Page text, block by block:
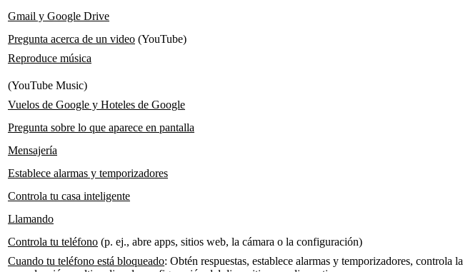
Gmail y Google Drive
Pregunta acerca de un video (YouTube)
Reproduce música
(YouTube Music)
Vuelos de Google y Hoteles de Google
Pregunta sobre lo que aparece en pantalla
Mensajería
Establece alarmas y temporizadores
Controla tu casa inteligente
Llamando
Controla tu teléfono (p. ej., abre apps, sitios web, la cámara o la configuración)
Cuando tu teléfono está bloqueado: Obtén respuestas, establece alarmas y temporizadores, controla la